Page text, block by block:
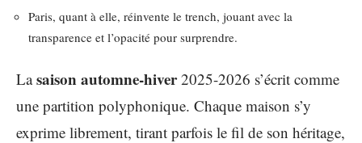
Paris, quant à elle, réinvente le trench, jouant avec la
transparence et l’opacité pour surprendre.
Lasaison automne-hiver2025-2026 s’écrit comme
une partition polyphonique. Chaque maison s’y
exprime librement, tirant parfois le fil de son héritage,